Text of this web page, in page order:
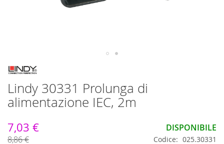
Vai
all'inizio
della
galleria
di
Lindy 30331 Prolunga di
alimentazione IEC, 2m
7,03 €
8,86 €
DISPONIBILE
Codice 025.30331